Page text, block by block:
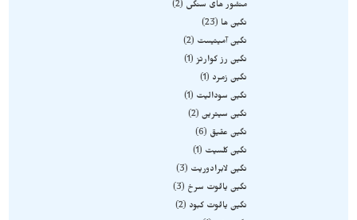
منشور های سنگی
2
نگین ها
23
نگین آمیتیست
2
نگین رز کوارتز 1
نگین زمرد
1
نگین سودالیت
1
نگین سیترین 2
نگین عقیق
6
نگین کلسیت
1
نگین لابرادوریت
3
نگین یاقوت سرخ
3
نگین یاقوت کبود
2